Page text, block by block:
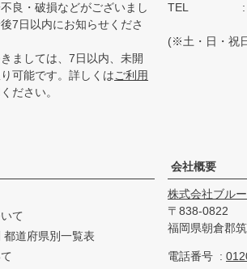
良・破損などがございまし
7日以内にお知らせくださ
ましては、7日以内、未開
可能です。詳しくはご利用
ださい。
TEL
(※土・日・祝
て
道府県別一覧表
会社概要
株式会社ブル
838-0822
福岡県朝倉郡
電話番号